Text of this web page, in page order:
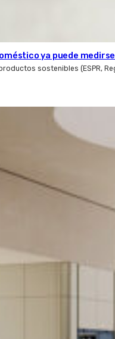
ya puede
sostenibles (ESPR,